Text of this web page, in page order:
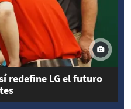
redefine LG el futuro